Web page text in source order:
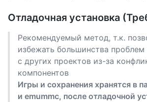
Отладочная установка
Рекомендуемый метод, т.к.
избежать большинства
с других проектов из-за
компонентов
Игры и сохранения хранятся в
и emummc, после отладочной